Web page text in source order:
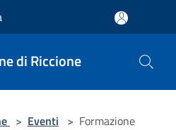
di Riccione
> Eventi > Formazione